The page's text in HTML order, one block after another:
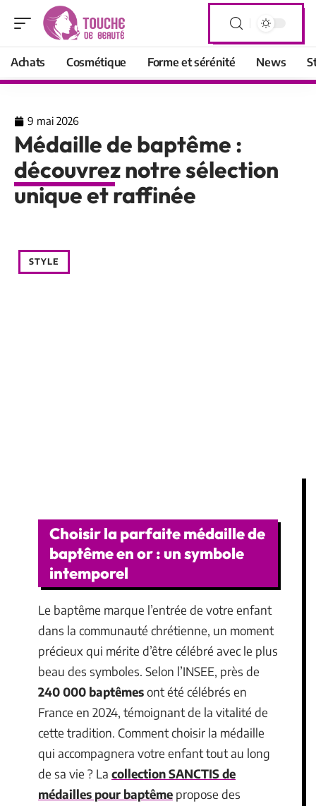
Achats Cosmétique Forme et sérénité News
9 mai 2026
Médaille de baptême :
découvrez notre sélection
unique et raffinée
STYLE
Choisir la parfaite médaille de
baptême en or : un symbole
intemporel
Le baptême marque l’entrée de votre enfant
dans la communauté chrétienne, un moment
précieux qui mérite d’être célébré avec le plus
beau des symboles. Selon l’INSEE, près de
240 000 baptêmesont été célébrés en
France en 2024, témoignant de la vitalité de
cette tradition. Comment choisir la médaille
qui accompagnera votre enfant tout au long
de sa vie ? La collection SANCTIS de
médailles pour baptême propose des